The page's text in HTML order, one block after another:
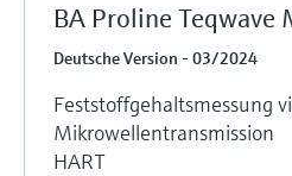
BA Proline Teqwave
Deutsche Version - 03/2024
Feststoffgehaltsmessung
Mikrowellentransmission
HART